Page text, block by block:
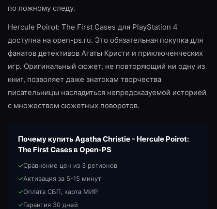
по ложному следу.
Hercule Poirot: The First Cases для PlayStation 4
доступна на open-ps.ru. Это обязательная покупка для
фанатов детективов Агаты Кристи и приключенческих
игр. Оригинальный сюжет, не повторяющий ни одну из
книг, позволяет даже знатокам творчества
писательницы насладиться непредсказуемой историей
с множеством сюжетных поворотов.
Почему купитьAgatha Christie - Hercule Poirot:
The First Casesв Open-PS
✓Сравнение цен из 3 регионов
✓Активация за 5-15 минут
✓Оплата СБП, карта МИР
✓Гарантия 30 дней